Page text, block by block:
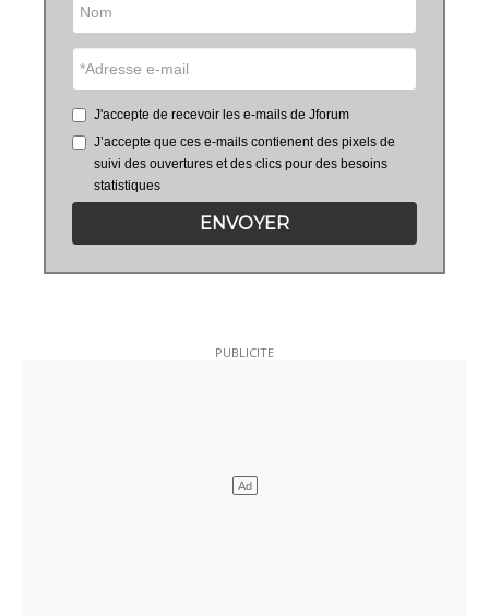
J'accepte de recevoir les e-mails de Jforum
J’accepte que ces e-mails contienent des pixels de
suivi des ouvertures et des clics pour des besoins
statistiques
ENVOYER